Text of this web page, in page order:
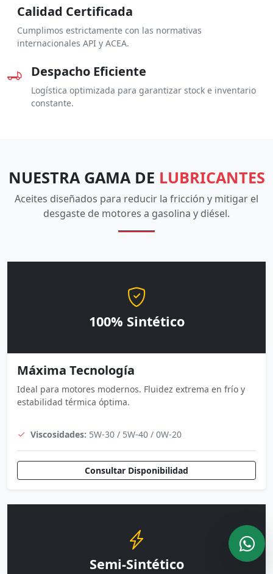
Calidad Certificada
Cumplimos estrictamente con las normativas
internacionales API y ACEA.
Despacho Eficiente
Logística optimizada para garantizar stock e inventario
constante.
NUESTRA GAMA DE LUBRICANTES
Aceites diseñados para reducir la fricción y mitigar el
desgaste de motores a gasolina y diésel.
100% Sintético
Máxima Tecnología
Ideal para motores modernos. Fluidez extrema en frío y
estabilidad térmica óptima.
Viscosidades: 5W-30 / 5W-40 / 0W-20
Consultar Disponibilidad
Semi-Sintético